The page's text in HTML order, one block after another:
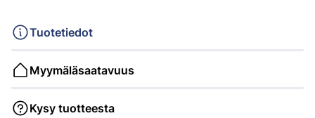
Tuotetiedot
Myymäläsaatavuus
Kysy tuotteesta